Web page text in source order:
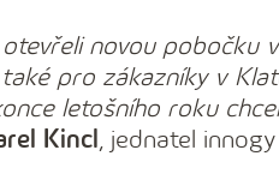
otevřeli novou
pro zákazníky v
letošního roku
Kincl, jednatel